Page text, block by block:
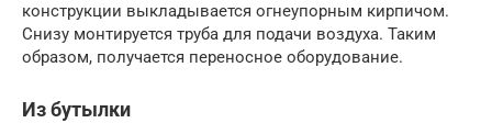
конструкции выкладывается огнеупорным кирпичом.
Снизу монтируется труба для подачи воздуха. Таким
образом, получается переносное оборудование.
Из бутылки